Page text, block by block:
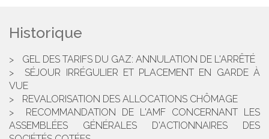
Historique
GEL DES TARIFS DU GAZ: ANNULATION DE L'ARRÊTÉ
SÉJOUR IRRÉGULIER ET PLACEMENT EN GARDE À
VUE
REVALORISATION DES ALLOCATIONS CHÔMAGE
RECOMMANDATION DE L'AMF CONCERNANT LES
ASSEMBLÉES GÉNÉRALES D'ACTIONNAIRES DES